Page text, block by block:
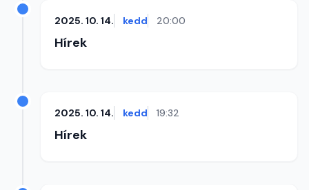
2025. 10. 14. kedd 20:00
Hírek
2025. 10. 14. kedd 19:32
Hírek